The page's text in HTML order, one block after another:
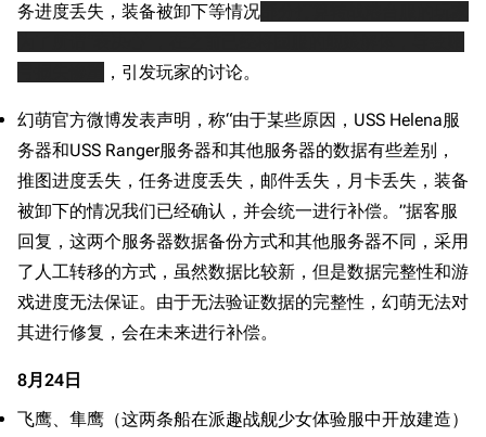
务进度丢失，装备被卸下等情况
，引发玩家的讨论。
幻萌官方微博发表声明，称“由于某些原因，USS Helena服
务器和USS Ranger服务器和其他服务器的数据有些差别，
推图进度丢失，任务进度丢失，邮件丢失，月卡丢失，装备
被卸下的情况我们已经确认，并会统一进行补偿。”据客服
回复，这两个服务器数据备份方式和其他服务器不同，采用
了人工转移的方式，虽然数据比较新，但是数据完整性和游
戏进度无法保证。由于无法验证数据的完整性，幻萌无法对
其进行修复，会在未来进行补偿。
8月24日
飞鹰、隼鹰（这两条船在派趣战舰少女体验服中开放建造）